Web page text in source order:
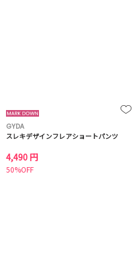
GYDA
スレキデザインフレアショートパンツ
4,490 円
50%OFF